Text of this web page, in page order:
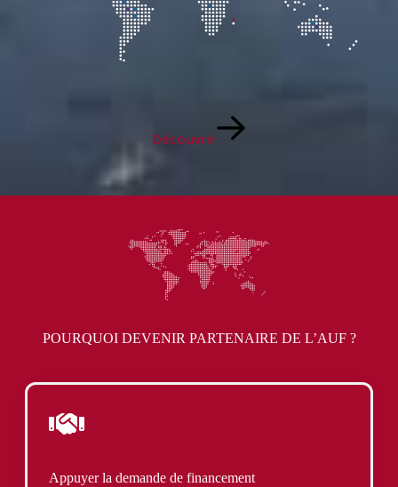
Découvrir
POURQUOI DEVENIR PARTENAIRE DE L’AUF ?
Appuyer la demande de financement